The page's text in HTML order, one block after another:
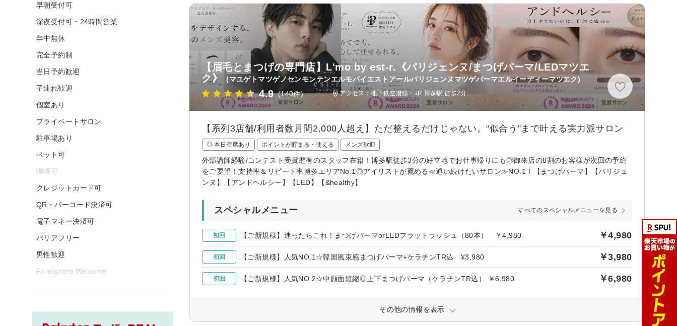
【眉毛とまつげの専門店】L'mo by est-r.《パリジェンヌ/まつげパーマ/LEDマツエ
ク》
(マユゲトマツゲノセンモンテンエルモバイエストアールパリジェンヌマツゲパーマエルイーディーマツエク)
4.9 (140件) アクセス：地下鉄空港線・JR 博多駅 徒歩2分
【系列3店舗/利用者数月間2,000人超え】ただ整えるだけじゃない。“似合う”まで叶える実力派サロン
◎ 本日空席あり ポイントが貯まる・使える メンズ歓迎
外部講師経験/コンテスト受賞歴有のスタッフ在籍！博多駅徒歩3分の好立地でお仕事帰りにも◎御来店の8割のお客様が次回の予約
をご要望！支持率＆リピート率博多エリアNo.1◎アイリストが薦める≪通い続けたいサロン≫NO.1！【まつげパーマ】【パリジェ
ンヌ】【アンドヘルシー】【LED】【&healthy】
スペシャルメニュー すべてのスペシャルメニューを見る
初回 【ご新規様】迷ったらこれ！まつげパーマorLEDフラットラッシュ（80本） ￥4,980 ￥4,980
初回 【ご新規様】人気NO.1☆韓国風束感まつげパーマ+ケラチンTR込 ¥3,980 ￥3,980
初回 【ご新規様】人気NO.2☆中顔面短縮◎上下まつげパーマ（ケラチンTR込） ￥6,980 ￥6,980
その他の情報を表示
早朝受付可
深夜受付可・24時間営業
年中無休
完全予約制
当日予約歓迎
子連れ歓迎
個室あり
プライベートサロン
駐車場あり
ペット可
喫煙可
クレジットカード可
QR・バーコード決済可
電子マネー決済可
バリアフリー
男性歓迎
Foreigners Welcome